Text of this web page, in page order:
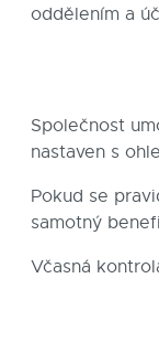
oddělením a
Společnost
nastaven s
Pokud se
samotný
Včasná